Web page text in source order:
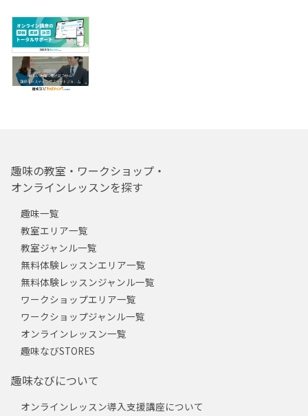
趣味の教室・ワークショップ・
オンラインレッスンを探す
趣味一覧
教室エリア一覧
教室ジャンル一覧
無料体験レッスンエリア一覧
無料体験レッスンジャンル一覧
ワークショップエリア一覧
ワークショップジャンル一覧
オンラインレッスン一覧
趣味なびSTORES
趣味なびについて
オンラインレッスン導入支援講座について